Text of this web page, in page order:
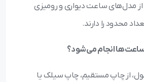
از مدل‌های ساعت دیواری و رومیزی
محدود را دارند.
از چاپ مستقیم، چاپ سیلک یا